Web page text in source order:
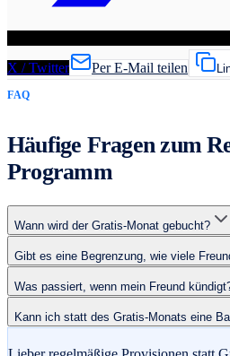
X / Twitter Per E-Mail teilen
FAQ
Häufige Fragen zum
Programm
Wann wird der Gratis-Monat gebucht?
Gibt es eine Begrenzung, wie viele
Was passiert, wenn mein Freund
Kann ich statt des Gratis-Monats eine